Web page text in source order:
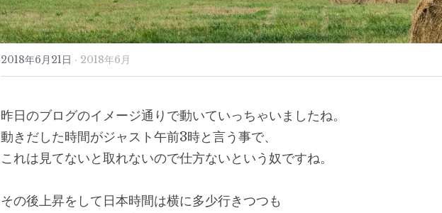
2018年6月21日 · 2018年6月
昨日のブログのイメージ通りで動いていっちゃいましたね。
動きだした時間がジャスト午前3時と言う事で、
これは見てないと取れないので仕方ないという奴ですね。
その後上昇をして日本時間は横に多少行きつつも